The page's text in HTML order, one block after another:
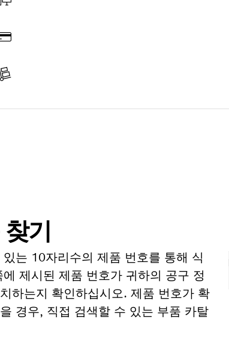
기
는 10자리수의 제품 번호를 통해 식
제시된 제품 번호가 귀하의 공구 정
하는지 확인하십시오. 제품 번호가 확
경우, 직접 검색할 수 있는 부품 카탈